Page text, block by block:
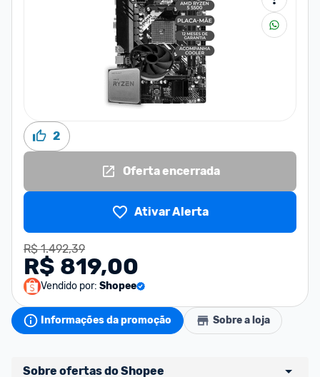
2
Oferta encerrada
Ativar Alerta
R$ 1.492,39
R$ 819,00
Vendido por: Shopee
Informações da promoção Sobre a loja
Sobre ofertas do Shopee